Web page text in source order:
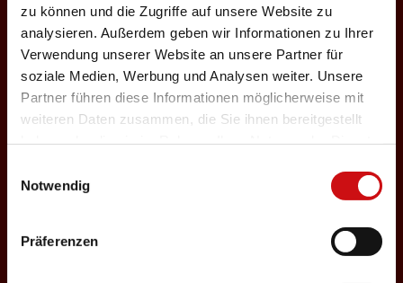
zu können und die Zugriffe auf unsere Website zu
analysieren. Außerdem geben wir Informationen zu Ihrer
Verwendung unserer Website an unsere Partner für
soziale Medien, Werbung und Analysen weiter. Unsere
Partner führen diese Informationen möglicherweise mit
weiteren Daten zusammen, die Sie ihnen bereitgestellt
Notwendig
Präferenzen
Donnerstag, 19:30 Uhr
Einlass: 18:00
ABENDPROGRAMM
Deppenkaiser
Samstag, 18:00 Uhr